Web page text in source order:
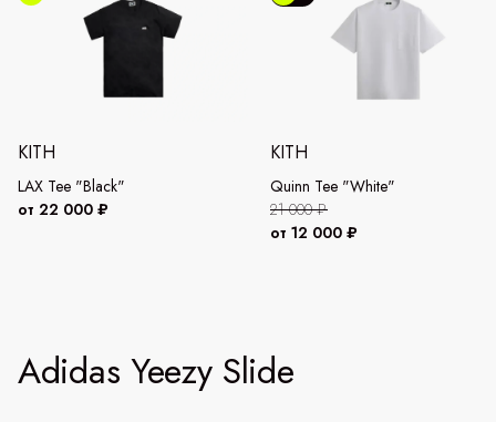
KITH
LAX Tee "Black"
от 22 000 ₽
KITH
Quinn Tee "White"
21 000 ₽
от 12 000 ₽
Adidas Yeezy Slide